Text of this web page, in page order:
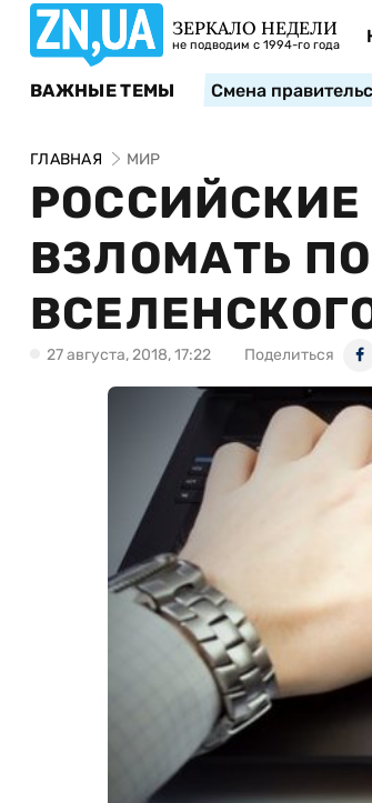
ЗЕРКАЛО НЕДЕЛИ
не подводим с 1994-го года
ВАЖНЫЕ ТЕМЫ Смена
ГЛАВНАЯ МИР
ВЗЛОМАТЬ
27 августа, 2018, 17:22 Поделиться